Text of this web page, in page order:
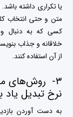
یا تکراری داشته
متن و حتی انتخاب
کسی که به دنبال
خلاقانه و جذاب
از آن استفاده کنند.
۳- روش‌های
نرخ تبدیل یاد
به دست آوردن